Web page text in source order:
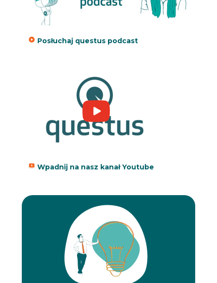
Posłuchaj questus podcast
Wpadnij na nasz kanał Youtube